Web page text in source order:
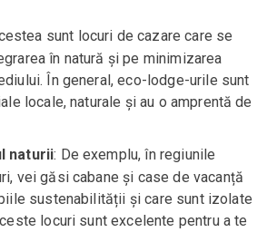
sunt locuri de cazare care se
în natură și pe minimizarea
În general, eco-lodge-urile sunt
locale, naturale și au o amprentă de
naturii: De exemplu, în regiunile
vei găsi cabane și case de vacanță
sustenabilității și care sunt izolate
locuri sunt excelente pentru a te